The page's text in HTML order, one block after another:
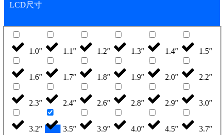
LCD尺寸
1.0" 1.1" 1.2″ 1.3″ 1.4″ 1.5″
1.6″ 1.7″ 1.8″ 1.9″ 2.0″ 2.2″
2.3″ 2.4″ 2.6″ 2.8″ 2.9″ 3.0″
3.2″ 3.5″ 3.9″ 4.0″ 4.5″ 3.7″